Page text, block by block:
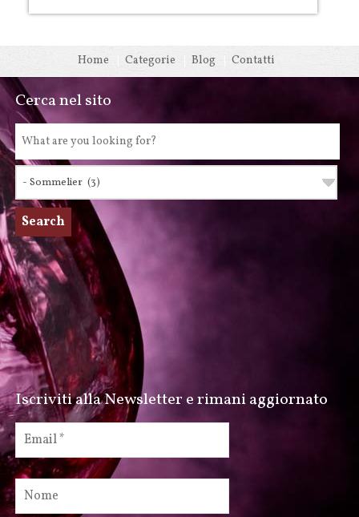
Home Categorie Blog Contatti
Cerca nel sito
Iscriviti alla Newsletter e rimani aggiornato